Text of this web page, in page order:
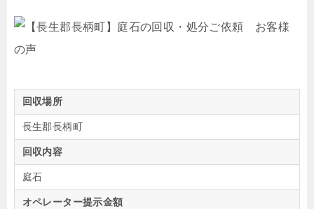
回収場所
長生郡長柄町
回収内容
庭石
オペレーター提示金額